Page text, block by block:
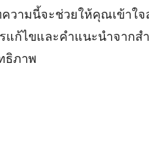
วามนี้จะช่วยให้คุณเข้าใจ
แก้ไขและคำแนะนำจากส
ธิภาพ